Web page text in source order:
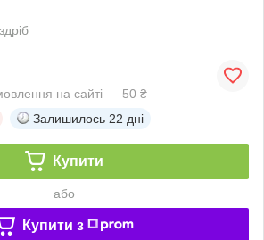
на сайті — 50 ₴
Залишилось 22 дні
Купити
або
Купити з